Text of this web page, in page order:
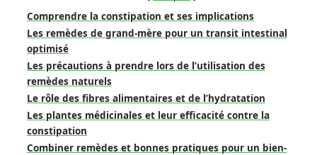
Comprendre la constipation et ses implications
Les remèdes de grand-mère pour un transit intestinal
optimisé
Les précautions à prendre lors de l’utilisation des
remèdes naturels
Le rôle des fibres alimentaires et de l’hydratation
Les plantes médicinales et leur efficacité contre la
constipation
Combiner remèdes et bonnes pratiques pour un bien-